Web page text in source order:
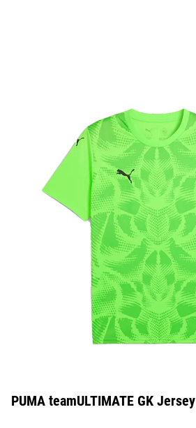
PUMA teamULTIMATE GK Jersey